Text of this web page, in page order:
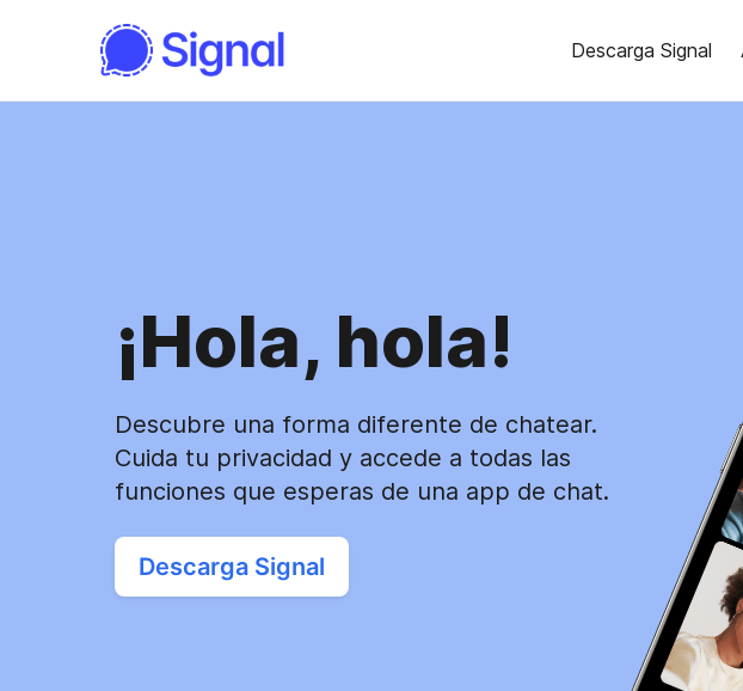
Descarga Signal
¡Hola, hola!
Descubre una forma diferente de chatear.
Cuida tu privacidad y accede a todas las
funciones que esperas de una app de chat.
Descarga Signal